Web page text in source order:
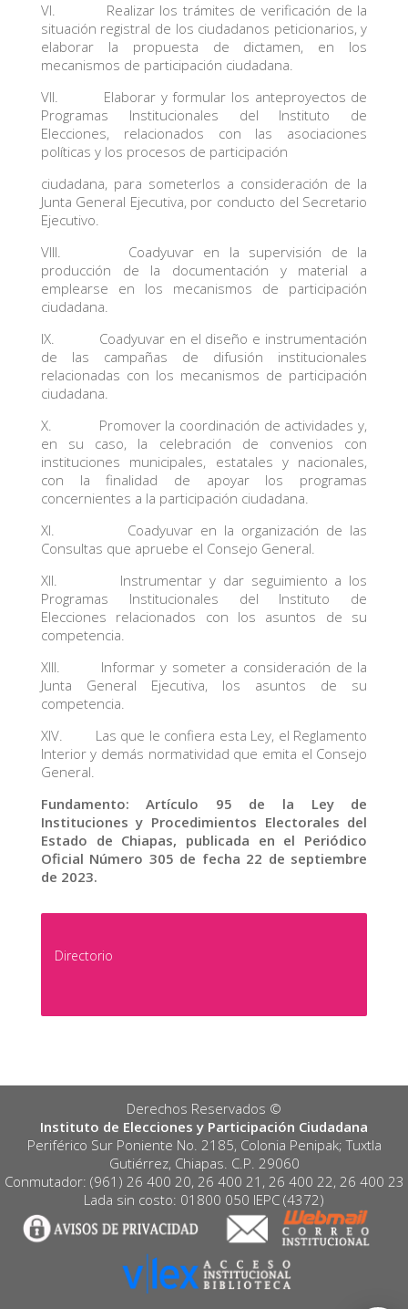
VI. Realizar los trámites de verificación de la
situación registral de los ciudadanos peticionarios, y
elaborar la propuesta de dictamen, en los
mecanismos de participación ciudadana.
VII. Elaborar y formular los anteproyectos de
Programas Institucionales del Instituto de
Elecciones, relacionados con las asociaciones
políticas y los procesos de participación
ciudadana, para someterlos a consideración de la
Junta General Ejecutiva, por conducto del Secretario
Ejecutivo.
VIII. Coadyuvar en la supervisión de la
producción de la documentación y material a
emplearse en los mecanismos de participación
ciudadana.
IX. Coadyuvar en el diseño e instrumentación
de las campañas de difusión institucionales
relacionadas con los mecanismos de participación
ciudadana.
X. Promover la coordinación de actividades y,
en su caso, la celebración de convenios con
instituciones municipales, estatales y nacionales,
con la finalidad de apoyar los programas
concernientes a la participación ciudadana.
XI. Coadyuvar en la organización de las
Consultas que apruebe el Consejo General.
XII. Instrumentar y dar seguimiento a los
Programas Institucionales del Instituto de
Elecciones relacionados con los asuntos de su
competencia.
XIII. Informar y someter a consideración de la
Junta General Ejecutiva, los asuntos de su
competencia.
XIV. Las que le confiera esta Ley, el Reglamento
Interior y demás normatividad que emita el Consejo
General.
Fundamento: Artículo 95 de la Ley de
Instituciones y Procedimientos Electorales del
Estado de Chiapas, publicada en el Periódico
Oficial Número 305 de fecha 22 de septiembre
de 2023.
Directorio
Derechos Reservados ©️
Instituto de Elecciones y Participación Ciudadana
Periférico Sur Poniente No. 2185, Colonia Penipak; Tuxtla
Gutiérrez, Chiapas. C.P. 29060
Conmutador: (961) 26 400 20, 26 400 21, 26 400 22, 26 400 23
Lada sin costo: 01800 050 IEPC (4372)